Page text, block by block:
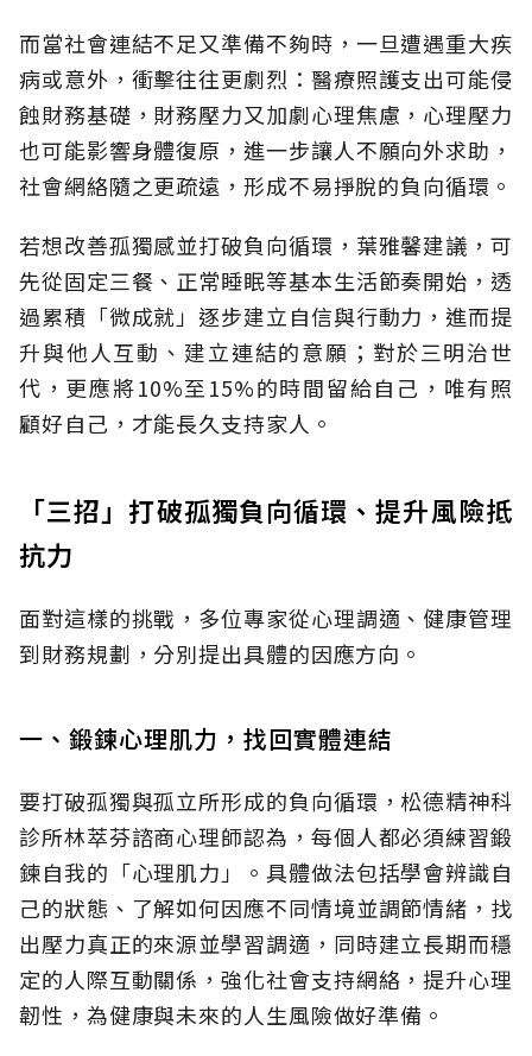
而當社會連結不足又準備不夠時，一旦遭遇重大疾
病或意外，衝擊往往更劇烈：醫療照護支出可能侵
蝕財務基礎，財務壓力又加劇心理焦慮，心理壓力
也可能影響身體復原，進一步讓人不願向外求助，
社會網絡隨之更疏遠，形成不易掙脫的負向循環。
若想改善孤獨感並打破負向循環，葉雅馨建議，可
先從固定三餐、正常睡眠等基本生活節奏開始，透
過累積「微成就」逐步建立自信與行動力，進而提
升與他人互動、建立連結的意願；對於三明治世
代，更應將10%至15%的時間留給自己，唯有照
顧好自己，才能長久支持家人。
「三招」打破孤獨負向循環、提升風險抵
抗力
面對這樣的挑戰，多位專家從心理調適、健康管理
到財務規劃，分別提出具體的因應方向。
一、鍛鍊心理肌力，找回實體連結
要打破孤獨與孤立所形成的負向循環，松德精神科
診所林萃芬諮商心理師認為，每個人都必須練習鍛
鍊自我的「心理肌力」。具體做法包括學會辨識自
己的狀態、了解如何因應不同情境並調節情緒，找
出壓力真正的來源並學習調適，同時建立長期而穩
定的人際互動關係，強化社會支持網絡，提升心理
韌性，為健康與未來的人生風險做好準備。